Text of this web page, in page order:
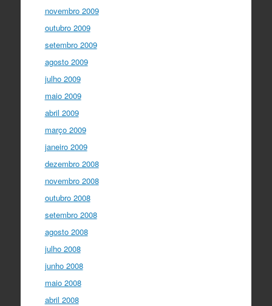
novembro 2009
outubro 2009
setembro 2009
agosto 2009
julho 2009
maio 2009
abril 2009
março 2009
janeiro 2009
dezembro 2008
novembro 2008
outubro 2008
setembro 2008
agosto 2008
julho 2008
junho 2008
maio 2008
abril 2008